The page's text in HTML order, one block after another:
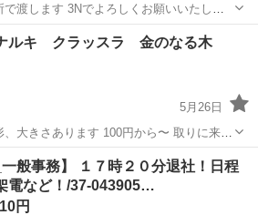
渡します 3Nでよろしくお願いいたしま
その他 ラプンツェル
ルキ クラッスラ 金のなる木
5月26日
す 100円から〜 取りに来て
る方希望します 場所、堺市西区菱木 福泉小学校前になります
その他 カネノナルキ
一般事務】 １７時２０分退社！日程
電など！/37-043905…
円